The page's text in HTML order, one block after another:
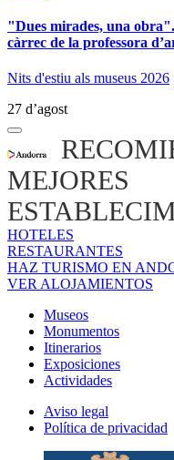
"Dues mirades, una
càrrec de la professora
Nits d'estiu als museus 2026
27 d’agost
MEJORES
HOTELES
RESTAURANTES
HAZ TURISMO EN
VER ALOJAMIENTOS
Museos
Monumentos
Itinerarios
Exposiciones
Actividades
Aviso legal
Política de privacidad